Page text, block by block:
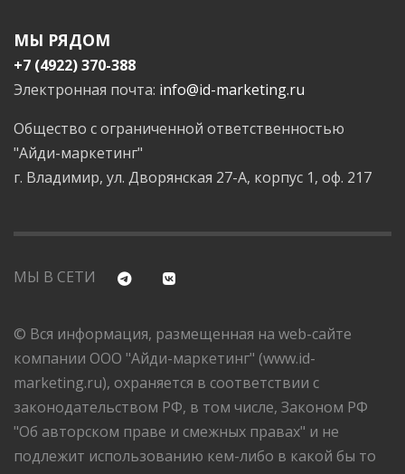
МЫ РЯДОМ
+7 (4922) 370-388
Электронная почта: info@id-marketing.ru
Общество с ограниченной ответственностью
"Айди-маркетинг"
г. Владимир, ул. Дворянская 27-А, корпус 1, оф. 217
МЫ В СЕТИ
© Вся информация, размещенная на web-сайте
компании ООО "Айди-маркетинг" (www.id-
marketing.ru), охраняется в соответствии с
законодательством РФ, в том числе, Законом РФ
"Об авторском праве и смежных правах" и не
подлежит использованию кем-либо в какой бы то